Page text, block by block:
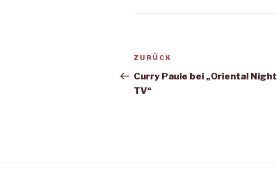
Beitragsnavigation
Vorheriger
Beitrag
ZURÜCK
Curry Paule bei „Oriental Night
TV“